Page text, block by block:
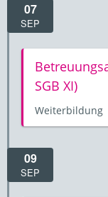
07
SEP
SGB XI)
09
SEP